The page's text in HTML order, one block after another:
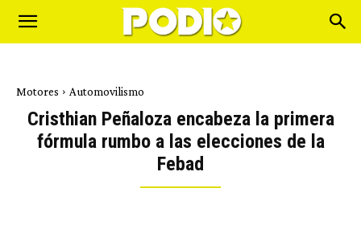
Motores Automovilismo
Cristhian Peñaloza encabeza la primera
fórmula rumbo a las elecciones de la
Febad